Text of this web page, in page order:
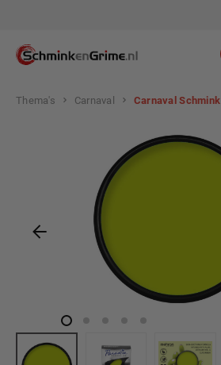
Thema's Carnaval Carnaval Schmink
Afbeeldingengalerij overslaan